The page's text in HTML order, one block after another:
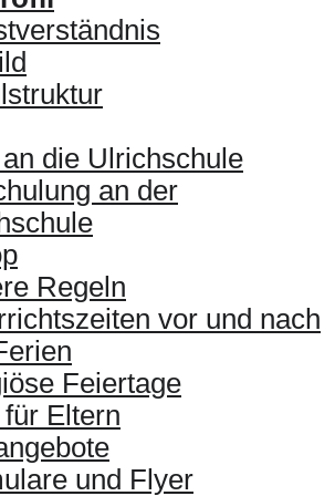
die Ulrichschule
an der
Regeln
vor und nach
Feiertage
für Eltern
und Flyer